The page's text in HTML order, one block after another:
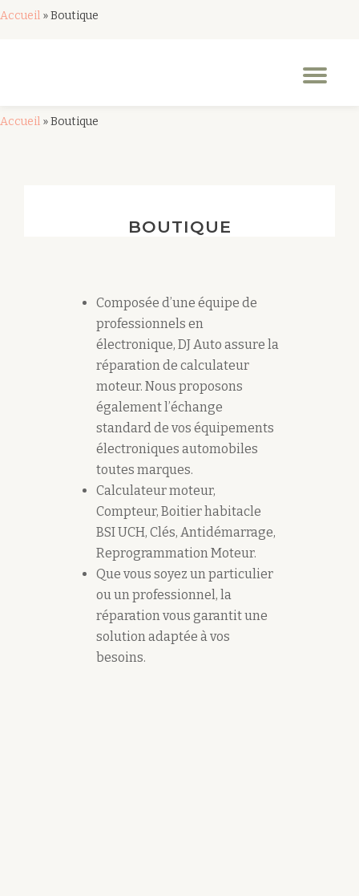
Accueil »Boutique
Accueil »Boutique
BOUTIQUE
Composée d’une équipe de
professionnels en
électronique, DJ Auto assure la
réparation de calculateur
moteur. Nous proposons
également l’échange
standard de vos équipements
électroniques automobiles
toutes marques.
Calculateur moteur,
Compteur, Boitier habitacle
BSI UCH, Clés, Antidémarrage,
Reprogrammation Moteur.
Que vous soyez un particulier
ou un professionnel, la
réparation vous garantit une
solution adaptée à vos
besoins.